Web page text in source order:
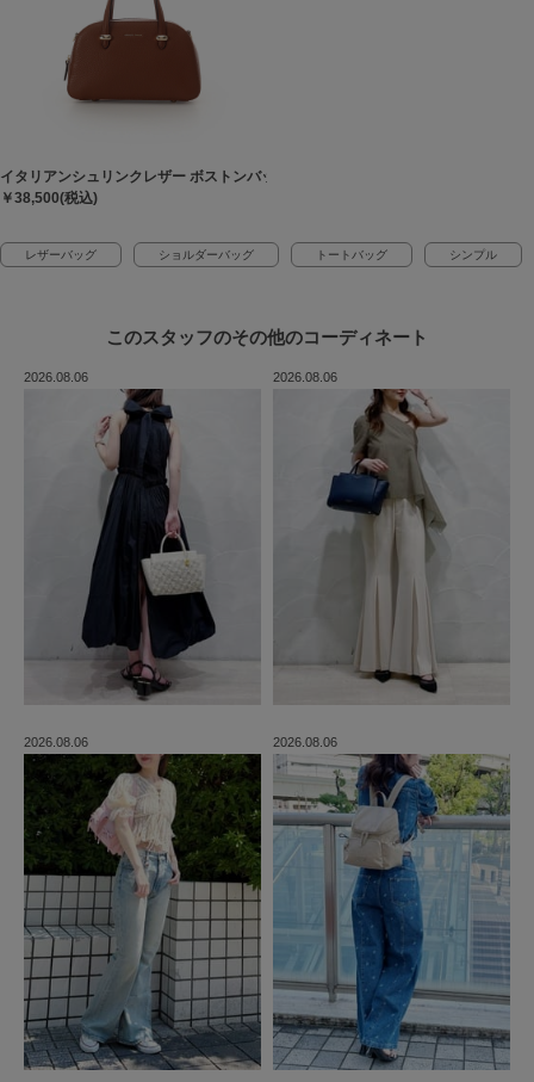
イタリアンシュリンクレザー ボストンバッグ
￥38,500(税込)
レザーバッグ ショルダーバッグ トートバッグ シンプル
このスタッフのその他のコーディネート
2026.08.06 2026.08.06
2026.08.06 2026.08.06